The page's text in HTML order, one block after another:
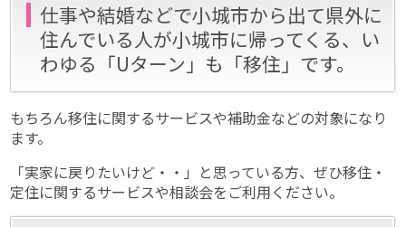
仕事や結婚などで小城市から出て県外に
住んでいる人が小城市に帰ってくる、い
わゆる「Uターン」も「移住」です。
もちろん移住に関するサービスや補助金などの対象になり
ます。
「実家に戻りたいけど・・」と思っている方、ぜひ移住・
定住に関するサービスや相談会をご利用ください。